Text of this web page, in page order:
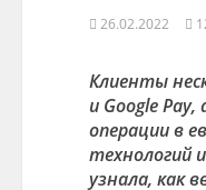
26.02.2022
Клиенты
и Google
операции в
технологий
узнала, как